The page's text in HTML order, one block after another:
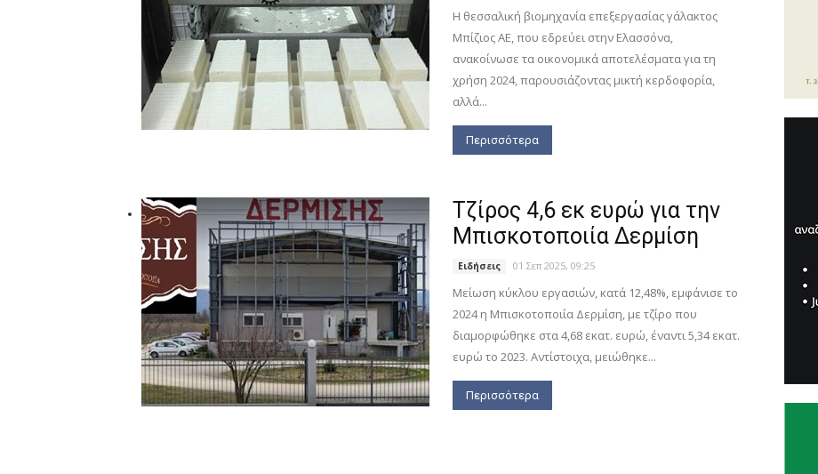
Η θεσσαλική βιομηχανία επεξεργασίας γάλακτος
Μπίζιος ΑΕ, που εδρεύει στην Ελασσόνα,
ανακοίνωσε τα οικονομικά αποτελέσματα για τη
χρήση 2024, παρουσιάζοντας μικτή κερδοφορία,
αλλά...
Περισσότερα
Τζίρος 4,6 εκ ευρώ για την
Μπισκοτοποιία Δερμίση
Ειδήσεις 01 Σεπ 2025, 09:25
Μείωση κύκλου εργασιών, κατά 12,48%, εμφάνισε το
2024 η Μπισκοτοποιία Δερμίση, με τζίρο που
διαμορφώθηκε στα 4,68 εκατ. ευρώ, έναντι 5,34 εκατ.
ευρώ το 2023. Αντίστοιχα, μειώθηκε...
Περισσότερα